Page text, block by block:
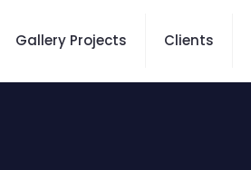
Gallery Projects Clients